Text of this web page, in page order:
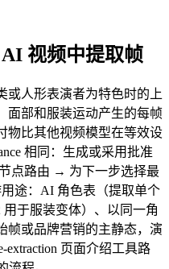
视频中提取帧
或人形表演者为特色时的上
部和服装运动产生的每帧
物比其他视频模型在等效设
相同：生成或采用批准
点路由 → 为下一步选择最
途：AI 角色表（提取单个
用于服装变体）、以同一角
帧或品牌营销的主静态，演
extraction 页面介绍工具路